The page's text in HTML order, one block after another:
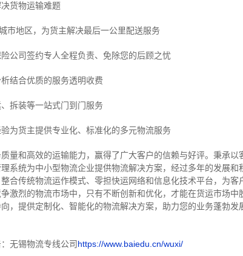
货物运输难题
市地区，为货主解决最后一公里配送服务
公司签约专人全程负责、免除您的后顾之忧
结合优质的服务透明收费
拆装等一站式门到门服务
为货主提供专业化、标准化的多元物流服务
量和高效的运输能力，赢得了广大客户的信赖与好评。 秉承以
系统为中小型物流企业提供物流解决方案，经过多年的发展
合传统物流运作模式、零担快运网络和信息化技术平台，为
激烈的物流市场中，只有不断创新和优化，才能在货运市场中
，提供定制化、智能化的物流解决方案，助力您的业务蓬勃
无锡物流专线公司https://www.baiedu.cn/wuxi/